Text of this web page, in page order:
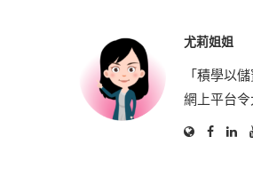
尤莉姐姐
「積學以
網上平台